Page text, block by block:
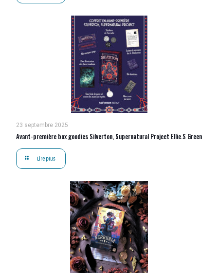
23 septembre 2025
Avant-première box goodies Silverton, Supernatural Project Ellie.S Green
Lire plus